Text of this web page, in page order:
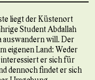
liegt der Küstenort
Student Abdallah
auswandern will. Der
eigenen Land: Weder
er sich für
dennoch findet er sich